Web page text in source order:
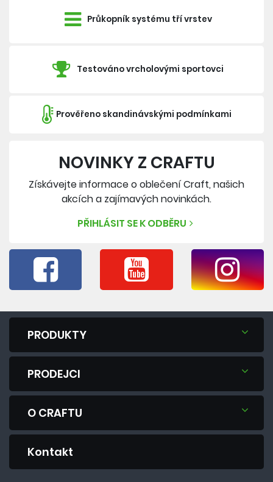
Průkopník systému tří vrstev
Testováno vrcholovými sportovci
Prověřeno skandinávskými podmínkami
NOVINKY Z CRAFTU
Získávejte informace o oblečení Craft, našich
akcích a zajímavých novinkách.
PŘIHLÁSIT SE K ODBĚRU
PRODUKTY
PRODEJCI
O CRAFTU
Kontakt